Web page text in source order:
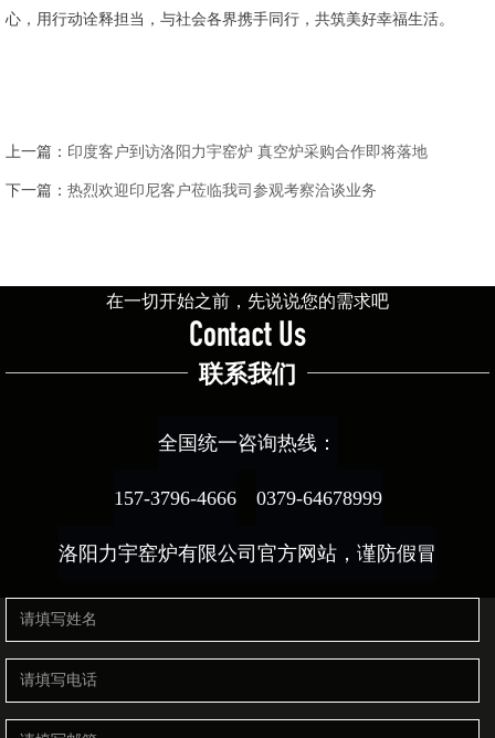
心，用行动诠释担当，与社会各界携手同行，共筑美好幸福生活。
上一篇： 印度客户到访洛阳力宇窑炉 真空炉采购合作即将落地
下一篇： 热烈欢迎印尼客户莅临我司参观考察洽谈业务
在一切开始之前，先说说您的需求吧
Contact Us
联系我们
全国统一咨询热线：
157-3796-4666 0379-64678999
洛阳力宇窑炉有限公司官方网站，谨防假冒